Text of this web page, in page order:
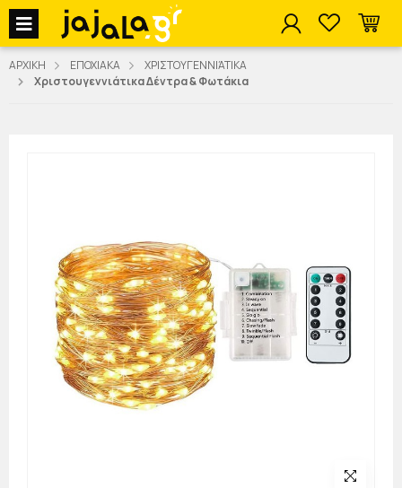
jajala Menu
ΑΡΧΙΚΗ ΕΠΟΧΙΑΚΑ
ΧΡΙΣΤΟΥΓΕΝΝΙΆΤΙΚΑ
Χριστουγεννιάτικα Δέντρα & Φωτάκια